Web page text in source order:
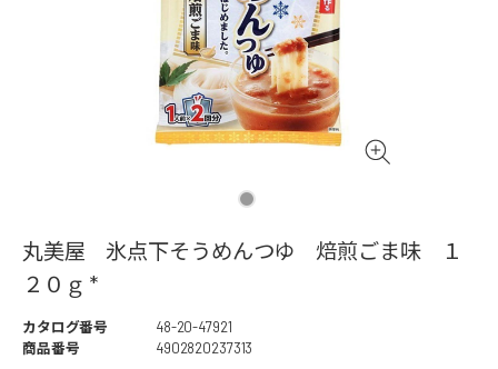
丸美屋 氷点下そうめんつゆ 焙煎ごま味 １
２０ｇ *
カタログ番号
48-20-47921
商品番号
4902820237313